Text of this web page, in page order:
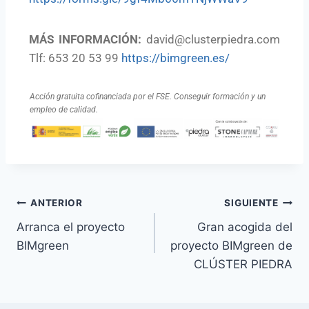
MÁS INFORMACIÓN: david@clusterpiedra.com
Tlf: 653 20 53 99 https://bimgreen.es/
Acción gratuita cofinanciada por el FSE. Conseguir formación y un
empleo de calidad.
ANTERIOR
Arranca el proyecto
BIMgreen
SIGUIENTE
Gran acogida del
proyecto BIMgreen de
CLÚSTER PIEDRA